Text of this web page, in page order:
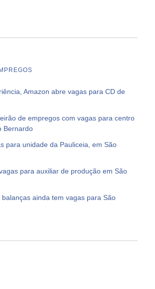
Amazon abre vagas para CD de
de empregos com vagas para centro
Bernardo
para unidade da Pauliceia, em São
para auxiliar de produção em São
ainda tem vagas para São